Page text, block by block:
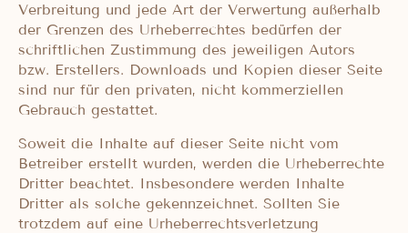
Verbreitung und jede Art der Verwertung außerhalb
der Grenzen des Urheberrechtes bedürfen der
schriftlichen Zustimmung des jeweiligen Autors
bzw. Erstellers. Downloads und Kopien dieser Seite
sind nur für den privaten, nicht kommerziellen
Gebrauch gestattet.
Soweit die Inhalte auf dieser Seite nicht vom
Betreiber erstellt wurden, werden die Urheberrechte
Dritter beachtet. Insbesondere werden Inhalte
Dritter als solche gekennzeichnet. Sollten Sie
trotzdem auf eine Urheberrechtsverletzung